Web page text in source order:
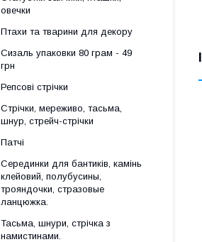
овечки
Птахи та тварини для декору
Сизаль упаковки 80 грам - 49
грн
Репсові стрічки
Стрічки, мереживо, тасьма,
шнур, стрейч-стрічки
Патчі
Серединки для бантиків, камінь
клейовий, полубусины,
трояндочки, стразовые
ланцюжка.
Тасьма, шнури, стрічка з
намистинами.